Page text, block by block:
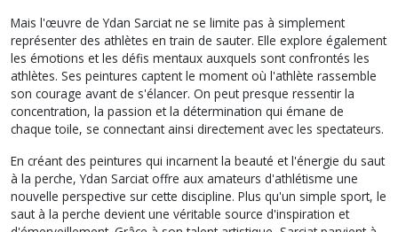
Mais l'œuvre de Ydan Sarciat ne se limite pas à simplement
représenter des athlètes en train de sauter. Elle explore également
les émotions et les défis mentaux auxquels sont confrontés les
athlètes. Ses peintures captent le moment où l'athlète rassemble
son courage avant de s'élancer. On peut presque ressentir la
concentration, la passion et la détermination qui émane de
chaque toile, se connectant ainsi directement avec les spectateurs.
En créant des peintures qui incarnent la beauté et l'énergie du saut
à la perche, Ydan Sarciat offre aux amateurs d'athlétisme une
nouvelle perspective sur cette discipline. Plus qu'un simple sport, le
saut à la perche devient une véritable source d'inspiration et